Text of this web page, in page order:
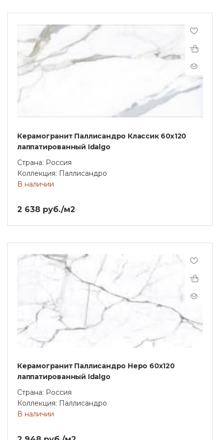
Керамогранит Паллисандро Классик 60x120
лаппатированный Idalgo
Страна: Россия
Коллекция: Паллисандро
В наличии
2 638 руб./м2
Керамогранит Паллисандро Неро 60x120
лаппатированный Idalgo
Страна: Россия
Коллекция: Паллисандро
В наличии